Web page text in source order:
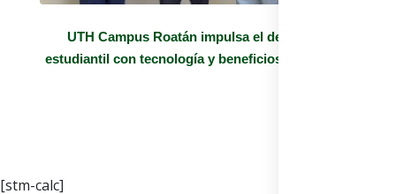
UTH Campus Roatán impulsa el desarrollo
estudiantil con tecnología y beneficios exclusivos
[stm-calc]